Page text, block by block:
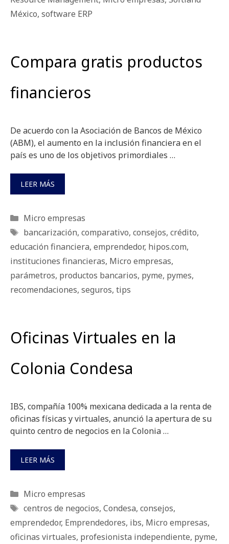
México, software ERP
Compara gratis productos
financieros
De acuerdo con la Asociación de Bancos de México
(ABM), el aumento en la inclusión financiera en el
país es uno de los objetivos primordiales …
LEER MÁS
Categorías
Micro empresas
Etiquetas
bancarización, comparativo, consejos, crédito,
educación financiera, emprendedor, hipos.com,
instituciones financieras, Micro empresas,
parámetros, productos bancarios, pyme, pymes,
recomendaciones, seguros, tips
Oficinas Virtuales en la
Colonia Condesa
IBS, compañía 100% mexicana dedicada a la renta de
oficinas físicas y virtuales, anunció la apertura de su
quinto centro de negocios en la Colonia …
LEER MÁS
Categorías
Micro empresas
Etiquetas
centros de negocios, Condesa, consejos,
emprendedor, Emprendedores, ibs, Micro empresas,
oficinas virtuales, profesionista independiente, pyme,